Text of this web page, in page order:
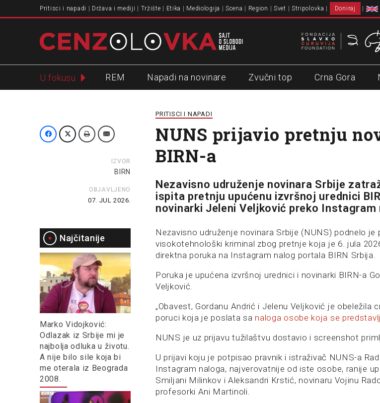
Pritisci i napadi Država i mediji Tržište Etika Mediologija Scena Region Svet Stripolovka Doniraj
U fokusu REM Napadi na novinare Zvučni top Crna Gora
IZVOR
BIRN
OBJAVLJENO
07. JUL 2026.
Najčitanije
Marko Vidojković:
Odlazak iz Srbije mi je
najbolja odluka u životu.
A nije bilo sile koja bi
me oterala iz Beograda
2008.
PRITISCI I NAPADI
NUNS prijavio pretnju
BIRN-a
Nezavisno udruženje novinara Srbije
ispita pretnju upućenu izvršnoj urednici
novinarki Jeleni Veljković preko Instagram
Nezavisno udruženje novinara Srbije (NUNS) podnelo je
visokotehnološki kriminal zbog pretnje koja je 6. jula
direktna poruka na Instagram nalog portala BIRN Srbija.
Poruka je upućena izvršnoj urednici i novinarki BIRN-a
Veljković.
„Obavest, Gordanu Andrić i Jelenu Veljković je obeležila
poruci koja je poslata sa naloga osobe koja se
NUNS je uz prijavu tužilaštvu dostavio i screenshot
U prijavi koju je potpisao pravnik i istraživač NUNS-a
Instagram naloga, najverovatnije od iste osobe, ranije
Smiljani Milinkov i Aleksandri Krstić, novinaru Vojinu
profesorki Ani Martinoli.